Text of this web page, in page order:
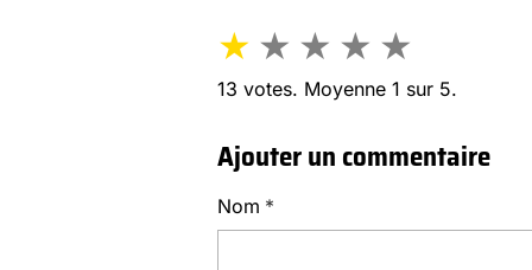
★ ★ ★ ★ ★
13 votes. Moyenne 1 sur 5.
Ajouter un commentaire
Nom